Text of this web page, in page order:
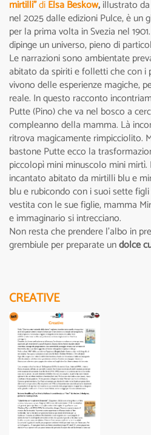
mirtilli"diElsa Beskow,illustrato da
nel 2025 dalle edizioni Pulce, è
per la prima volta in Svezia nel
dipinge un universo, pieno di
Le narrazioni sono ambientate
abitato da spiriti e folletti che con
vivono delle esperienze magiche,
reale. In questo racconto
Putte (Pino) che va nel bosco a
compleanno della mamma. Là
ritrova magicamente rimpicciolito.
bastone Putte ecco la
piccolopì mini minuscolo mini
incantato abitato da mirtilli blu e
blu e rubicondo con i suoi sette
vestita con le sue figlie, mamma
e immaginario si intrecciano.
Non resta che prendere l'albo in
grembiule per preparate undolce
CREATIVE